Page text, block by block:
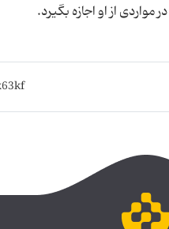
مواردی از او اجازه بگیرد.